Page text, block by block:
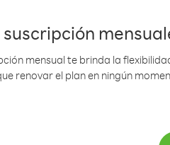
suscripción
mensual te brinda la
renovar el plan en ningún